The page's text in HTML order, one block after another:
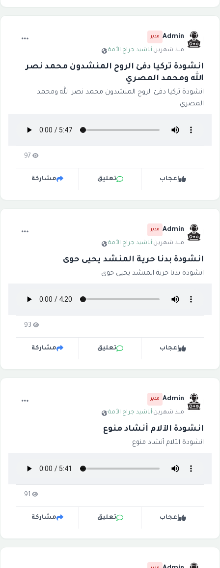
Admin مدير
منذ شهرين·أناشيد جراح الأمة·
انشودة تركيا دفئ الروح المنشدون محمد نصر
الله ومحمد المصري
انشودة تركيا دفئ الروح المنشدون محمد نصر الله ومحمد
المصري
97
إعجاب تعليق مشاركة
Admin مدير
منذ شهرين·أناشيد جراح الأمة·
انشودة بدنا حرية المنشد يحيى حوى
انشودة بدنا حرية المنشد يحيى حوى
93
إعجاب تعليق مشاركة
Admin مدير
منذ شهرين·أناشيد جراح الأمة·
انشودة الآلام أنشاد منوع
انشودة الآلام أنشاد منوع
91
إعجاب تعليق مشاركة